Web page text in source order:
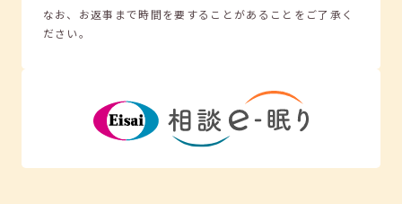
なお、お返事まで時間を要することがあることをご了承く
ださい。